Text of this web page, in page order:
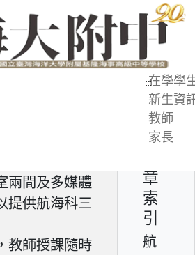
:::在學學
新生資
教師
家長
章
索
引
航
兩間及多媒體
提供航海科三
教師授課隨時